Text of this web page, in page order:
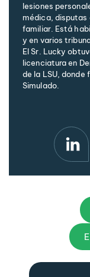
lesiones
médica, disputas
familiar. Está
y en varios
El Sr. Lucky
licenciatura en
de la LSU, donde
Simulado.